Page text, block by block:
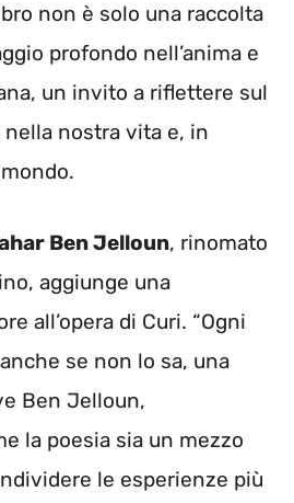
non è solo una raccolta
profondo nell’anima e
un invito a riflettere sul
nella nostra vita e, in
Ben Jelloun, rinomato
aggiunge una
all’opera di Curi. “Ogni
se non lo sa, una
Ben Jelloun,
la poesia sia un mezzo
le esperienze più